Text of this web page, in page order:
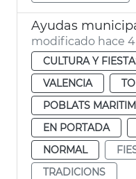
modificado hace
CULTURA Y
VALENCIA
POBLATS
EN PORTADA
NORMAL
TRADICIONS